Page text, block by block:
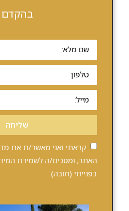
בהקדם
שליחה
קראתי ואני מאשר/ת את
האתר, ומסכים/ה לשמירת
בפנייתי (חובה)